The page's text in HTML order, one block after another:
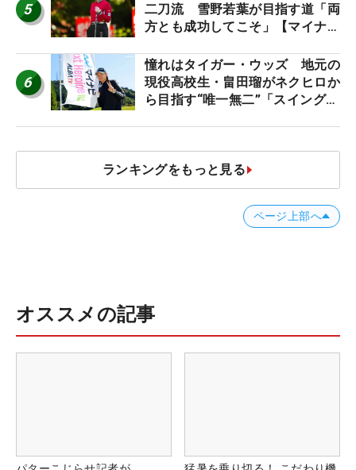
5
二刀流 雪野若葉が目指す道「両
方とも成功してこそ」【マイナビ
6
憧れはタイガー・ウッズ 地元の
現役高校生・畠田瑠がネクヒロか
ら目指す“唯一無二”「スイングは
ランキングをもっと見る
ページ上部へ
オススメの記事